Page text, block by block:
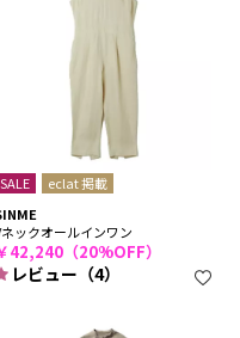
SALE
eclat 掲載
ックオールインワン
42,240（20%OFF）
レビュー（4）